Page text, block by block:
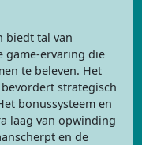
biedt tal van
game-ervaring die
te beleven. Het
strategisch
bonussysteem en
laag van opwinding
en de